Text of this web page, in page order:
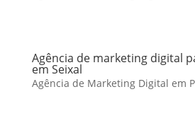
Agência de marketing digital
em Seixal
Agência de Marketing Digital em